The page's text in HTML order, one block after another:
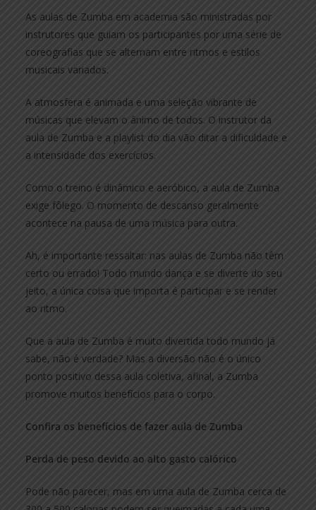
As aulas de Zumba em academia são ministradas por
instrutores que guiam os participantes por uma série de
coreografias que se alternam entre ritmos e estilos
musicais variados.
A atmosfera é animada e uma seleção vibrante de
músicas que elevam o ânimo de todos. O instrutor da
aula de Zumba e a playlist do dia vão ditar a dificuldade e
a intensidade dos exercícios.
Como o treino é dinâmico e aeróbico, a aula de Zumba
exige fôlego. O momento de descanso geralmente
acontece na pausa de uma música para outra.
Ah, é importante ressaltar: nas aulas de Zumba não têm
certo ou errado! Todo mundo dança e se diverte do seu
jeito, a única coisa que importa é participar e se render
ao ritmo.
Que a aula de Zumba é muito divertida todo mundo já
sabe, não é verdade? Mas a diversão não é o único
ponto positivo dessa aula coletiva, afinal, a Zumba
promove muitos benefícios para o corpo.
Confira os benefícios de fazer aula de Zumba
Perda de peso devido ao alto gasto calórico
Pode não parecer, mas em uma aula de Zumba cerca de